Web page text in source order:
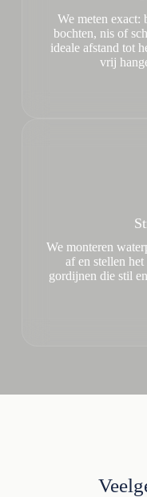
We meten exact:
bochten, nis of
ideale afstand tot
vrij
We monteren
af en stellen
gordijnen die stil